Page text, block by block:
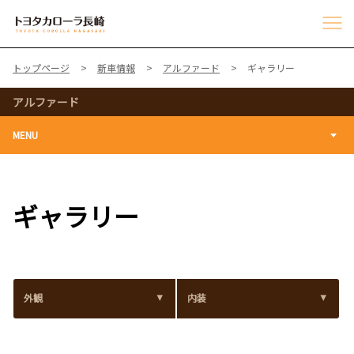
トップページ 新車情報 アルファード ギャラリー
アルファード
MENU
ギャラリー
外観 内装